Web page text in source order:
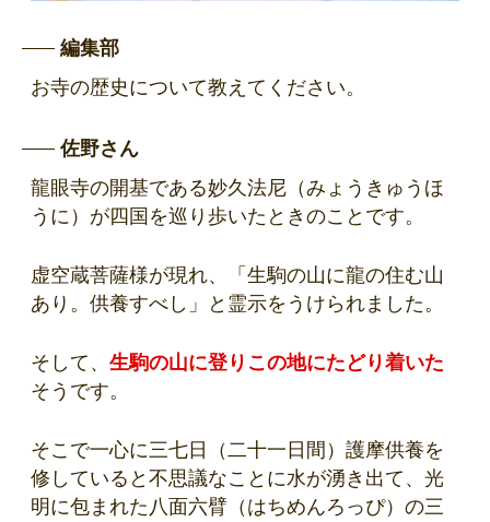
編集部
お寺の歴史について教えてください。
佐野さん
龍眼寺の開基である妙久法尼（みょうきゅうほ
うに）が四国を巡り歩いたときのことです。
虚空蔵菩薩様が現れ、「生駒の山に龍の住む山
あり。供養すべし」と霊示をうけられました。
そして、 生駒の山に登りこの地にたどり着いた
そうです。
そこで一心に三七日（二十一日間）護摩供養を
修していると不思議なことに水が湧き出て、光
明に包まれた八面六臂（はちめんろっぴ）の三